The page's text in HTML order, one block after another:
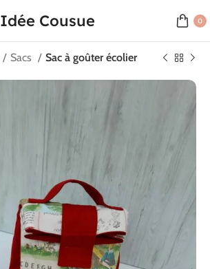
Idée Cousue 0
Sacs Sac à goûter écolier